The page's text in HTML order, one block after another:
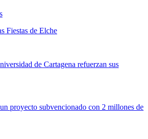
Fiestas de Elche
de Cartagena refuerzan sus
proyecto subvencionado con 2 millones de